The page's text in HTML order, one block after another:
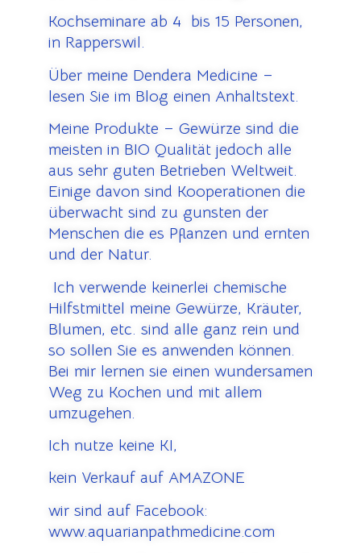
Kochseminare ab 4 bis 15 Personen,
in Rapperswil.
Über meine Dendera Medicine –
lesen Sie im Blog einen Anhaltstext.
Meine Produkte – Gewürze sind die
meisten in BIO Qualität jedoch alle
aus sehr guten Betrieben Weltweit.
Einige davon sind Kooperationen die
überwacht sind zu gunsten der
Menschen die es Pflanzen und ernten
und der Natur.
Ich verwende keinerlei chemische
Hilfstmittel meine Gewürze, Kräuter,
Blumen, etc. sind alle ganz rein und
so sollen Sie es anwenden können.
Bei mir lernen sie einen wundersamen
Weg zu Kochen und mit allem
umzugehen.
Ich nutze keine KI,
kein Verkauf auf AMAZONE
wir sind auf Facebook:
www.aquarianpathmedicine.com